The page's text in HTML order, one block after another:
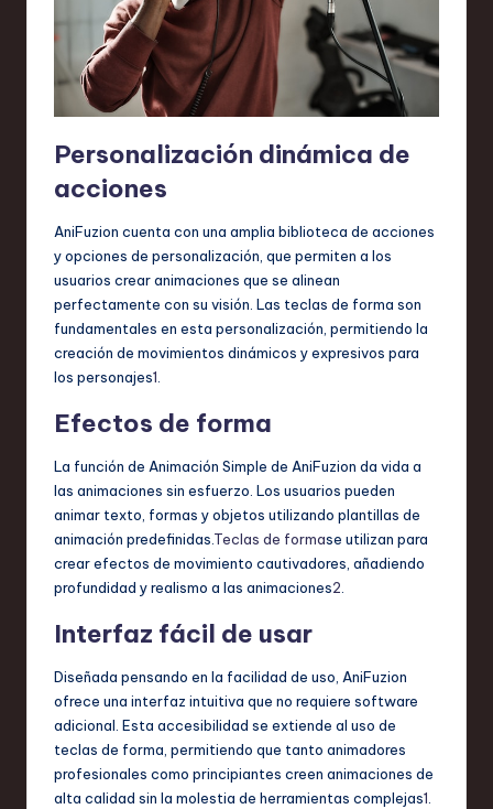
Personalización dinámica de
acciones
AniFuzion cuenta con una amplia biblioteca de acciones
y opciones de personalización, que permiten a los
usuarios crear animaciones que se alinean
perfectamente con su visión. Las teclas de forma son
fundamentales en esta personalización, permitiendo la
creación de movimientos dinámicos y expresivos para
los personajes1
Efectos de forma
La función de Animación Simple de AniFuzion da vida a
las animaciones sin esfuerzo. Los usuarios pueden
animar texto, formas y objetos utilizando plantillas de
animación predefinidas. Teclas de formase utilizan para
crear efectos de movimiento cautivadores, añadiendo
profundidad y realismo a las animaciones2
Interfaz fácil de usar
Diseñada pensando en la facilidad de uso, AniFuzion
ofrece una interfaz intuitiva que no requiere software
adicional. Esta accesibilidad se extiende al uso de
teclas de forma, permitiendo que tanto animadores
profesionales como principiantes creen animaciones de
alta calidad sin la molestia de herramientas complejas1